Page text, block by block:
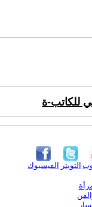
للكاتب-ة
الفيسبوك التويتر